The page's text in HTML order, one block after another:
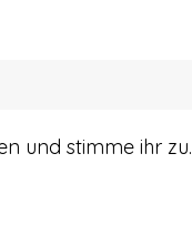
und stimme ihr zu.